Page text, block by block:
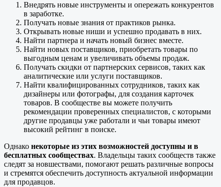
Внедрять новые инструменты и опережать конкурентов
в заработке.
Получать новые знания от практиков рынка.
Открывать новые ниши и успешно продавать в них.
Найти партнера и начать новый бизнес вместе.
Найти новых поставщиков, приобретать товары по
выгодным ценам и увеличивать объемы продаж.
Получать скидки от партнерских сервисов, таких как
аналитические или услуги поставщиков.
Найти квалифицированных сотрудников, таких как
дизайнеры или фотографы, для создания карточек
товаров. В сообществе вы можете получить
рекомендации проверенных специалистов, с которыми
другие продавцы уже работали и чьи товары имеют
высокий рейтинг в поиске.
Однако некоторые из этих возможностей доступны и в
бесплатных сообществах. Владельцы таких сообществ также
следят за новшествами, помогают решать различные вопросы
и стремятся обеспечить доступность актуальной информации
для продавцов.